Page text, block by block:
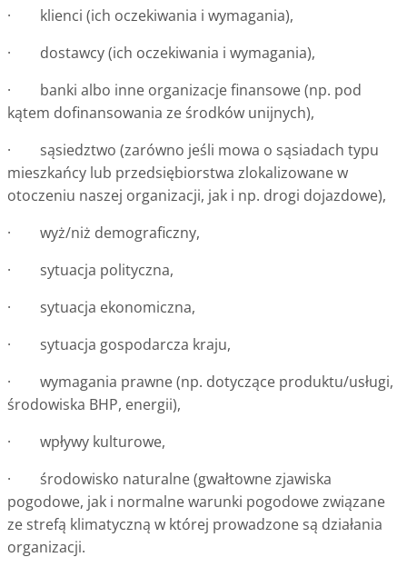
· klienci (ich oczekiwania i wymagania),
· dostawcy (ich oczekiwania i wymagania),
· banki albo inne organizacje finansowe (np. pod
kątem dofinansowania ze środków unijnych),
· sąsiedztwo (zarówno jeśli mowa o sąsiadach typu
mieszkańcy lub przedsiębiorstwa zlokalizowane w
otoczeniu naszej organizacji, jak i np. drogi dojazdowe),
· wyż/niż demograficzny,
· sytuacja polityczna,
· sytuacja ekonomiczna,
· sytuacja gospodarcza kraju,
· wymagania prawne (np. dotyczące produktu/usługi,
środowiska BHP, energii),
· wpływy kulturowe,
· środowisko naturalne (gwałtowne zjawiska
pogodowe, jak i normalne warunki pogodowe związane
ze strefą klimatyczną w której prowadzone są działania
organizacji.